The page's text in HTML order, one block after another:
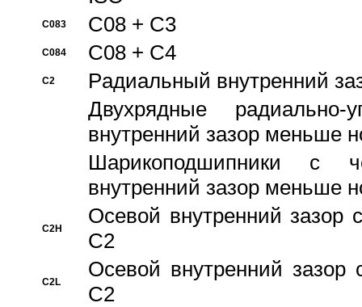
C083 C08 + C3
C084 C08 + C4
C2
Pадиальный внутренний
Двухрядные радиально-
внутренний зазор меньше
Шарикоподшипники с
внутренний зазор меньше
C2H
Осевой внутренний зазор
C2
C2L
Осевой внутренний зазор
C2